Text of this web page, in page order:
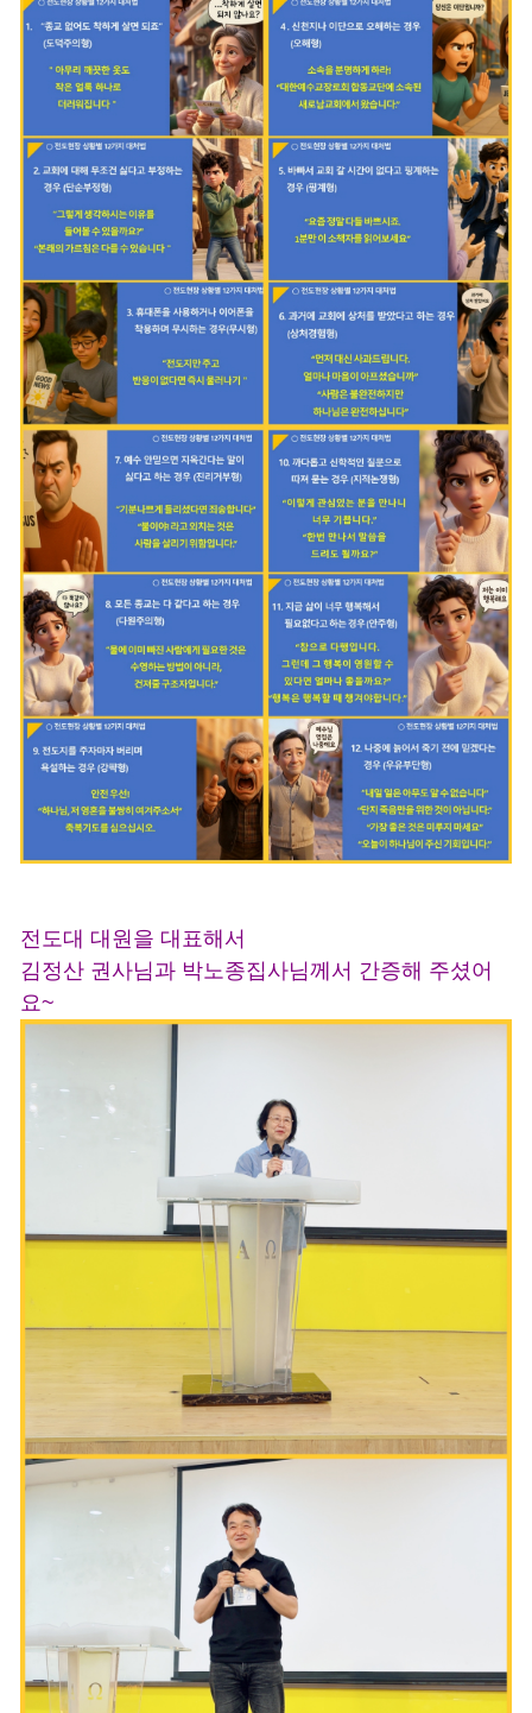
전도대 대원을 대표해서
김정산 권사님과 박노종집사님께서 간증해 주셨어
요~